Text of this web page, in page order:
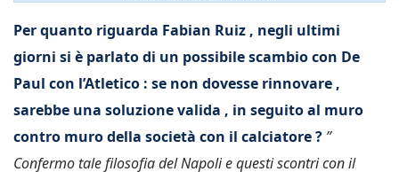
Per quanto riguarda Fabian Ruiz , negli ultimi
giorni si è parlato di un possibile scambio con De
Paul con l’Atletico : se non dovesse rinnovare ,
sarebbe una soluzione valida , in seguito al muro
contro muro della società con il calciatore ? ”
Confermo tale filosofia del Napoli e questi scontri con il